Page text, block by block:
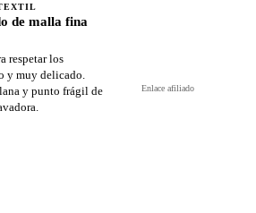
de malla fina
respetar los
y muy delicado.
y punto frágil de
Enlace afiliado